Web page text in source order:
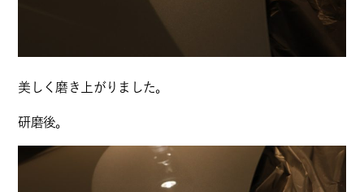
美しく磨き上がりました。
研磨後。